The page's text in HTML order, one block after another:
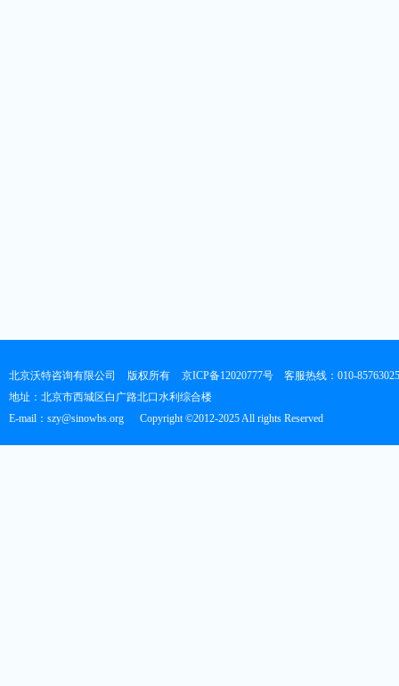
北京沃特咨询有限公司 版权所有 京ICP备12020777号 客服热线：010-85763025
地址：北京市西城区白广路北口水利综合楼
E-mail：szy@sinowbs.org
Copyright ©2012-2025 All rights Reserved